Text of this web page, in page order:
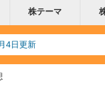
株テーマ
8月3日更新
月2日更新
7月10日更新